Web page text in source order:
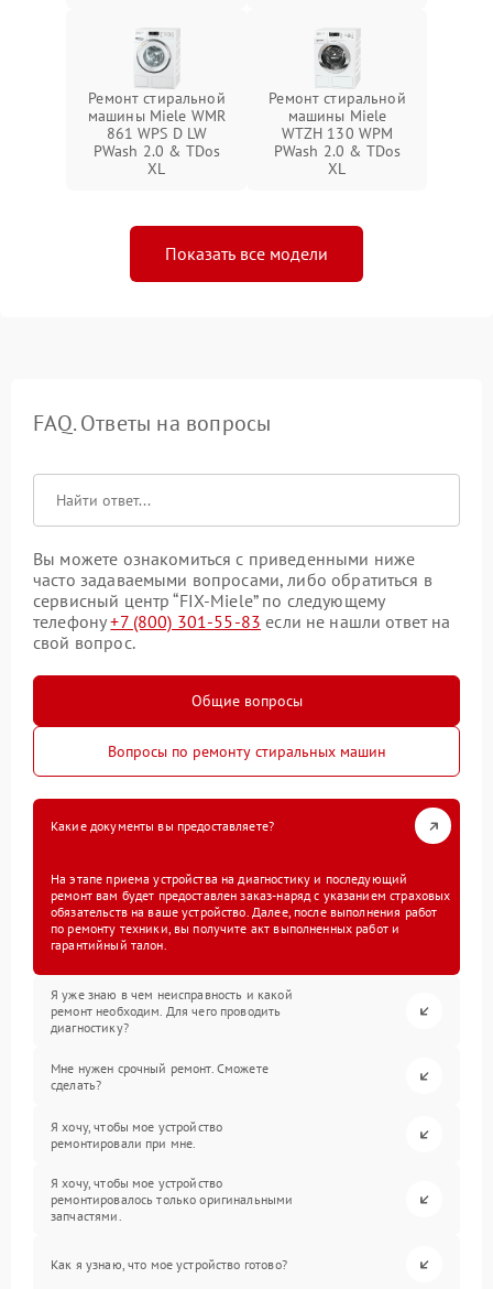
Ремонт стиральной
машины Miele WMR
861 WPS D LW
PWash 2.0 & TDos
XL
Ремонт стиральной
машины Miele
WTZH 130 WPM
PWash 2.0 & TDos
XL
Показать все модели
FAQ. Ответы на вопросы
Вы можете ознакомиться с приведенными ниже
часто задаваемыми вопросами, либо обратиться в
сервисный центр “FIX-Miele” по следующему
телефону+7 (800) 301-55-83 если не нашли ответ на
свой вопрос.
Общие вопросы
Вопросы по ремонту стиральных машин
Какие документы вы предоставляете?
На этапе приема устройства на диагностику и последующий
ремонт вам будет предоставлен заказ-наряд с указанием страховых
обязательств на ваше устройство. Далее, после выполнения работ
по ремонту техники, вы получите акт выполненных работ и
гарантийный талон.
Я уже знаю в чем неисправность и какой
ремонт необходим. Для чего проводить
диагностику?
Мне нужен срочный ремонт. Сможете
сделать?
Я хочу, чтобы мое устройство
ремонтировали при мне.
Я хочу, чтобы мое устройство
ремонтировалось только оригинальными
запчастями.
Как я узнаю, что мое устройство готово?